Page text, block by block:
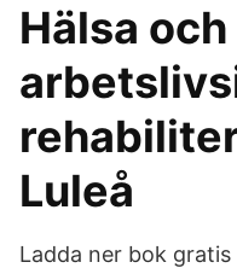
Hälsa och
Luleå
Ladda ner bok